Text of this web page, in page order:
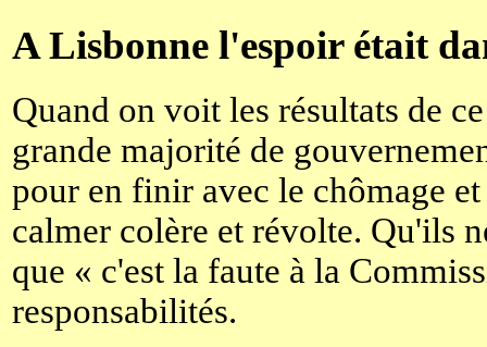
A Lisbonne l'espoir était
Quand on voit les résultats de
grande majorité de
pour en finir avec le chômage
calmer colère et révolte. Qu'ils
que « c'est la faute à la
responsabilités.